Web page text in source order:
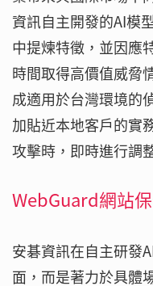
資訊自主開發的AI模
中提煉特徵，並因應
時間取得高價值威脅
成適用於台灣環境的
加貼近本地客戶的實
攻擊時，即時進行調
WebGuard網站
安碁資訊在自主研發
面，而是著力於具體